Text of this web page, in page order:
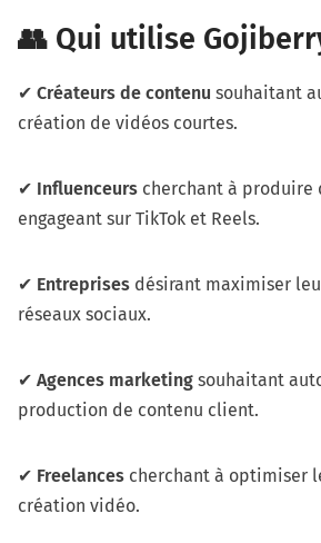
👥 Qui utilise
✔ Créateurs de contenu souhaitant
création de vidéos courtes.
✔ Influenceurs cherchant à produire
engageant sur TikTok et Reels.
✔ Entreprises désirant maximiser
réseaux sociaux.
✔ Agences marketing souhaitant
production de contenu client.
✔ Freelances cherchant à optimiser
création vidéo.